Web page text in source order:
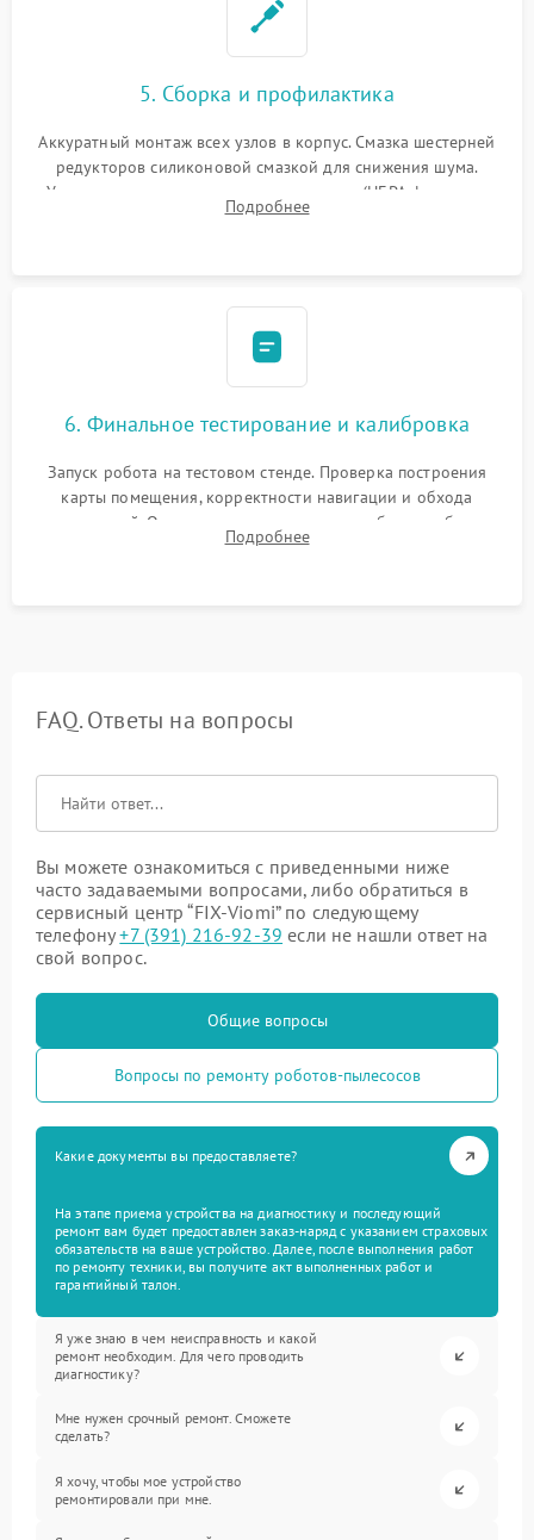
5. Сборка и профилактика
Аккуратный монтаж всех узлов в корпус. Смазка шестерней
редукторов силиконовой смазкой для снижения шума.
Установка новых расходных материалов (HEPA-фильтров,
микрофибры, щеток). Надежная фиксация разъемов и
Подробнее
6. Финальное тестирование и калибровка
Запуск робота на тестовом стенде. Проверка построения
карты помещения, корректности навигации и обхода
препятствий. Оценка силы всасывания и работы турбины.
Тестирование автоматического возврата на док-станцию и
Подробнее
FAQ. Ответы на вопросы
Вы можете ознакомиться с приведенными ниже
часто задаваемыми вопросами, либо обратиться в
сервисный центр “FIX-Viomi” по следующему
телефону+7 (391) 216-92-39 если не нашли ответ на
свой вопрос.
Общие вопросы
Вопросы по ремонту роботов-пылесосов
Какие документы вы предоставляете?
На этапе приема устройства на диагностику и последующий
ремонт вам будет предоставлен заказ-наряд с указанием страховых
обязательств на ваше устройство. Далее, после выполнения работ
по ремонту техники, вы получите акт выполненных работ и
гарантийный талон.
Я уже знаю в чем неисправность и какой
ремонт необходим. Для чего проводить
диагностику?
Мне нужен срочный ремонт. Сможете
сделать?
Я хочу, чтобы мое устройство
ремонтировали при мне.